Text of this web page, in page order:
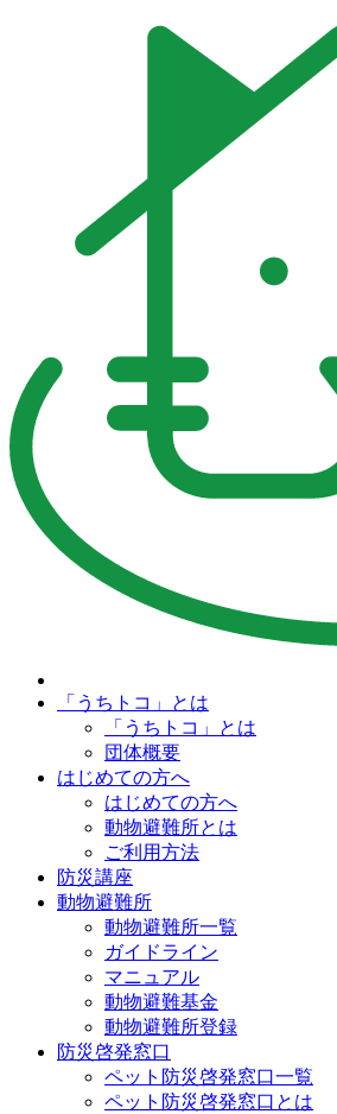
「うちトコ」とは
「うちトコ」とは
団体概要
はじめての方へ
はじめての方へ
動物避難所とは
ご利用方法
防災講座
動物避難所
動物避難所一覧
ガイドライン
マニュアル
動物避難基金
動物避難所登録
防災啓発窓口
ペット防災啓発窓口一覧
ペット防災啓発窓口とは